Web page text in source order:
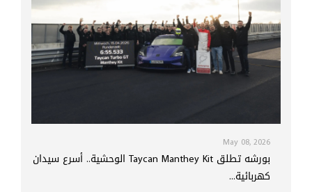
May 08, 2026
بورشه تطلق Taycan Manthey Kit الوحشية.. أسرع سيدان
كهربائية...